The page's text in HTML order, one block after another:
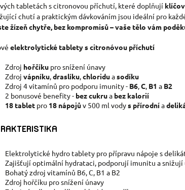
tabletách s citronovou příchutí, které doplňují
chutí a praktickým dávkováním jsou ideální pro
žízeň chytře, bez kompromisů – vaše tělo vám
elektrolytické tablety s citronóvou příchutí
Zdroj hořčíku pro snížení únavy
Zdroj vápníku draslíku chloriduasodíku
Zdroj 4 vitamínů pro podporu imunity - B6 C B1 a B2
2 bonusové benefity - bez cukrua bez kalorií
18 tablet pro 18 nápojův 500 ml vodys přírodnía
Elektrolytické hydro tablety pro přípravu nápoje s
Zajišťují optimální hydrataci, podporují imunitu a snižují
Bohatý zdroj vitamínů B6, C, B1 a B2
Zdroj hořčíku pro snížení únavy